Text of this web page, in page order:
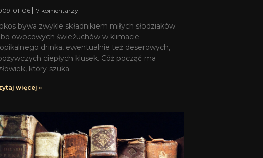
01-06 7 komentarzy
bywa zwykle składnikiem miłych słodziaków.
owocowych świeżuchów w klimacie
drinka, ewentualnie też deserowych,
ciepłych klusek. Cóż począć ma
który szuka
więcej »